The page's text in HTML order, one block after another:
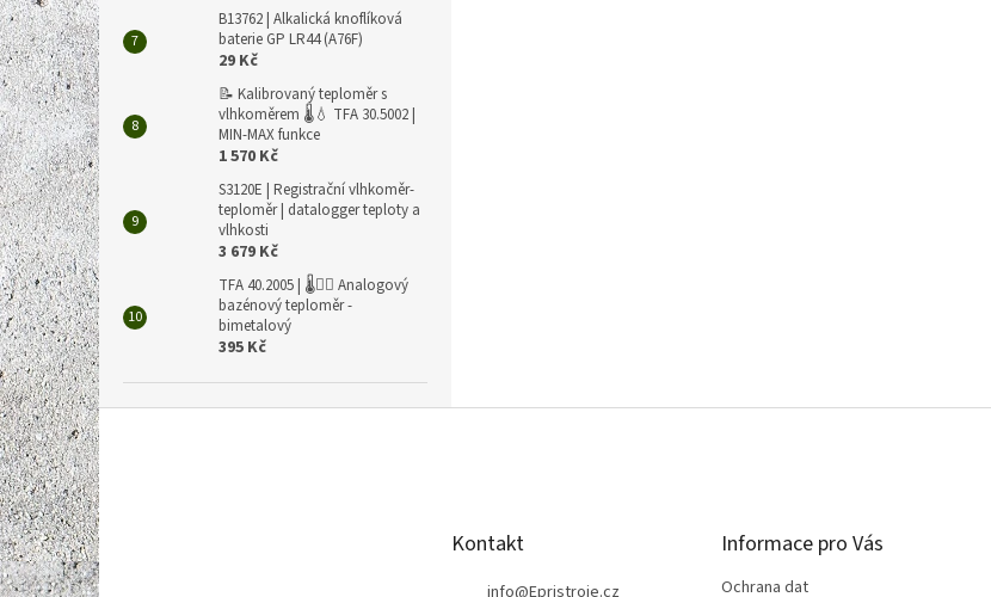
B13762 | Alkalická knoflíková
baterie GP LR44 (A76F)
29 Kč
📝 Kalibrovaný teploměr s
vlhkoměrem 🌡️💧 TFA 30.5002 |
MIN-MAX funkce
1 570 Kč
S3120E | Registrační vlhkoměr-
teploměr | datalogger teploty a
vlhkosti
3 679 Kč
TFA 40.2005 | 🌡️🏊‍♀️ Analogový
bazénový teploměr -
bimetalový
395 Kč
Z
á
p
a
t
í Kontakt Informace pro Vás
Ochrana dat